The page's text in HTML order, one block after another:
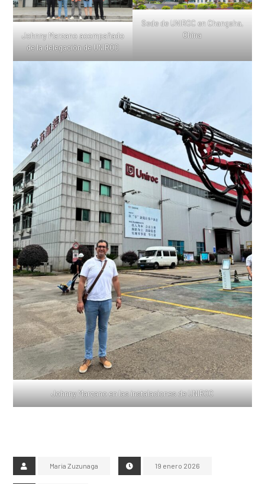
Johnny Marzano acompañado
de la delegación de UNIROC
Sede de UNIROC en Changsha,
China
Johnny Marzano en las instalaciones de UNIROC
Maria Zuzunaga 19 enero 2026